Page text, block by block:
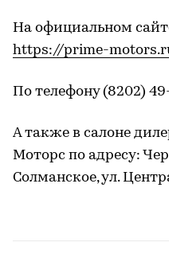
На официальном
https://prime-
По телефону (8202)
А также в салоне
Моторс по адресу:
Солманское, ул.